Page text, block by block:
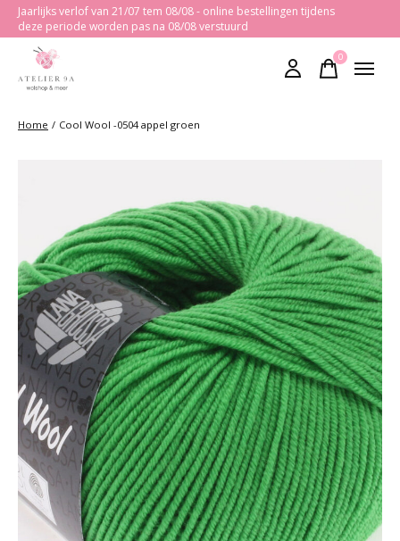
Jaarlijks verlof van 21/07 tem 08/08 - online bestellingen tijdens
deze periode worden pas na 08/08 verstuurd
0items
Home / Cool Wool -0504 appel groen